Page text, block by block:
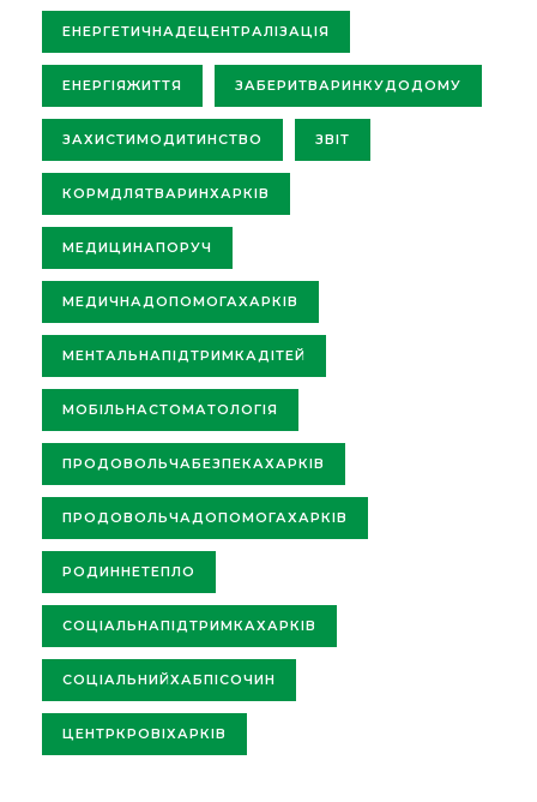
ЕНЕРГЕТИЧНАДЕЦЕНТРАЛІЗАЦІЯ
ЕНЕРГІЯЖИТТЯ ЗАБЕРИТВАРИНКУДОДОМУ
ЗАХИСТИМОДИТИНСТВО ЗВІТ
КОРМДЛЯТВАРИНХАРКІВ
МЕДИЦИНАПОРУЧ
МЕДИЧНАДОПОМОГАХАРКІВ
МЕНТАЛЬНАПІДТРИМКАДІТЕЙ
МОБІЛЬНАСТОМАТОЛОГІЯ
ПРОДОВОЛЬЧАБЕЗПЕКАХАРКІВ
ПРОДОВОЛЬЧАДОПОМОГАХАРКІВ
РОДИННЕТЕПЛО
СОЦІАЛЬНАПІДТРИМКАХАРКІВ
СОЦІАЛЬНИЙХАБПІСОЧИН
ЦЕНТРКРОВІХАРКІВ